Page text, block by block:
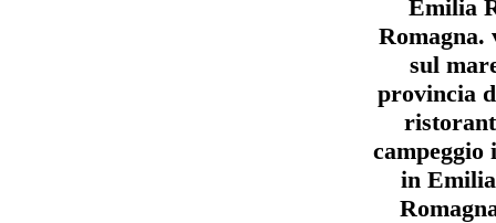
Emilia
Romagna.
sul
provincia
campeggio
in